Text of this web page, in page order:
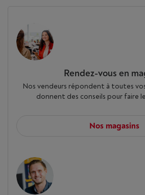
Rendez-vous en
Nos vendeurs répondent à toutes
donnent des conseils pour faire
Nos magasins